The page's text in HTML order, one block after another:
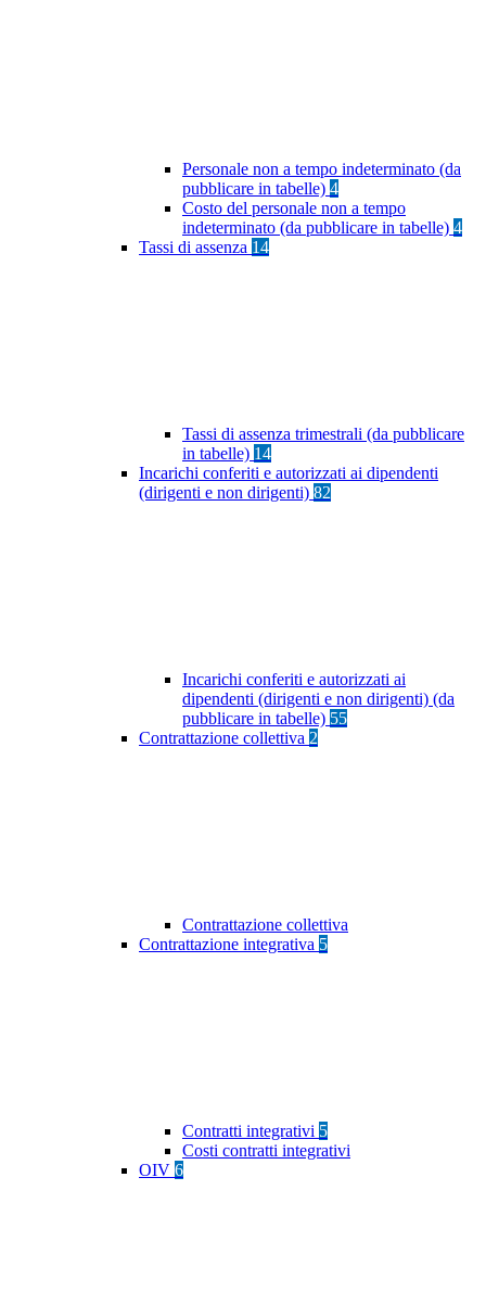
Personale non a tempo indeterminato (da
pubblicare in tabelle) 4
Costo del personale non a tempo
indeterminato (da pubblicare in tabelle) 4
Tassi di assenza 14
Tassi di assenza trimestrali (da pubblicare
in tabelle) 14
Incarichi conferiti e autorizzati ai dipendenti
(dirigenti e non dirigenti) 82
Incarichi conferiti e autorizzati ai
dipendenti (dirigenti e non dirigenti) (da
pubblicare in tabelle) 55
Contrattazione collettiva 2
Contrattazione collettiva
Contrattazione integrativa 5
Contratti integrativi 5
Costi contratti integrativi
OIV 6